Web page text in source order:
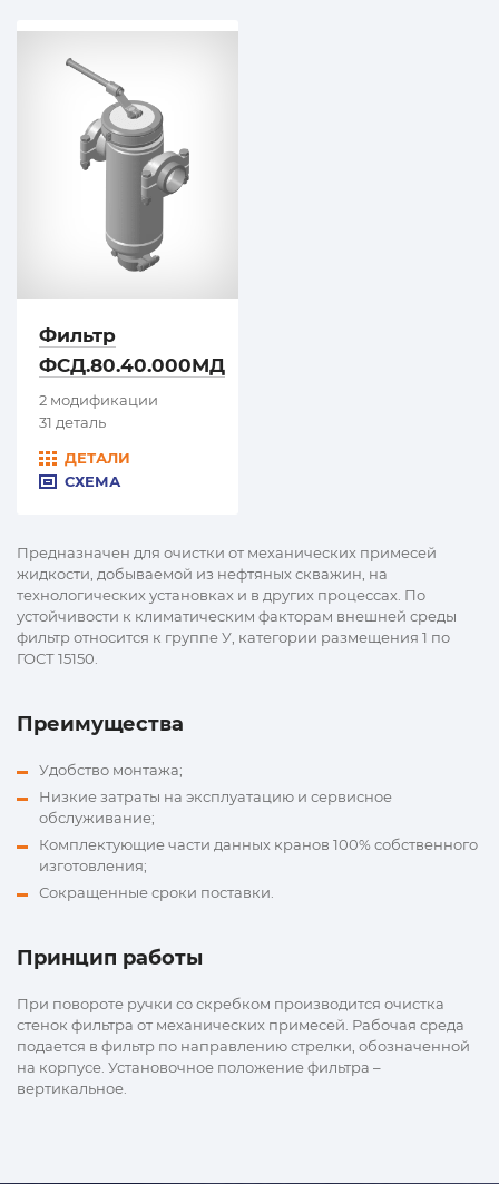
Фильтр
ФСД.80.40.000МД
2 модификации
31 деталь
ДЕТАЛИ
СХЕМА
Предназначен для очистки от механических примесей
жидкости, добываемой из нефтяных скважин, на
технологических установках и в других процессах. По
устойчивости к климатическим факторам внешней среды
фильтр относится к группе У, категории размещения 1 по
ГОСТ 15150.
Преимущества
Удобство монтажа;
Низкие затраты на эксплуатацию и сервисное
обслуживание;
Комплектующие части данных кранов 100% собственного
изготовления;
Сокращенные сроки поставки.
Принцип работы
При повороте ручки со скребком производится очистка
стенок фильтра от механических примесей. Рабочая среда
подается в фильтр по направлению стрелки, обозначенной
на корпусе. Установочное положение фильтра –
вертикальное.